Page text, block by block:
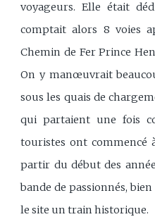
voyageurs. Elle était
comptait alors 8 voies
Chemin de Fer Prince
On y manœuvrait
sous les quais de
qui partaient une fois
touristes ont commencé
partir du début des
bande de passionnés,
le site un train historique.